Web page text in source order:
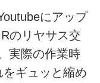
にアップ
のリヤサス交
実際の作業時
ギュッと縮め